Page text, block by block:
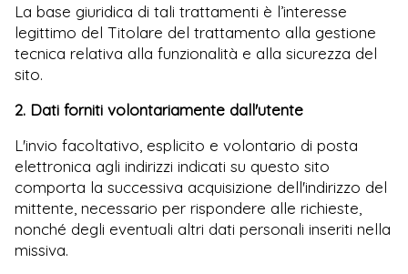
La base giuridica di tali trattamenti è l’interesse
legittimo del Titolare del trattamento alla gestione
tecnica relativa alla funzionalità e alla sicurezza del
sito.
2. Dati forniti volontariamente dall'utente
L'invio facoltativo, esplicito e volontario di posta
elettronica agli indirizzi indicati su questo sito
comporta la successiva acquisizione dell'indirizzo del
mittente, necessario per rispondere alle richieste,
nonché degli eventuali altri dati personali inseriti nella
missiva.